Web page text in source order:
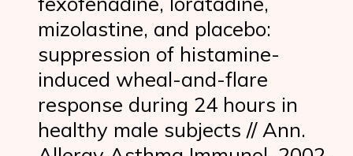
mizolastine, and placebo:
suppression of histamine-
induced wheal-and-flare
response during 24 hours in
healthy male subjects // Ann.